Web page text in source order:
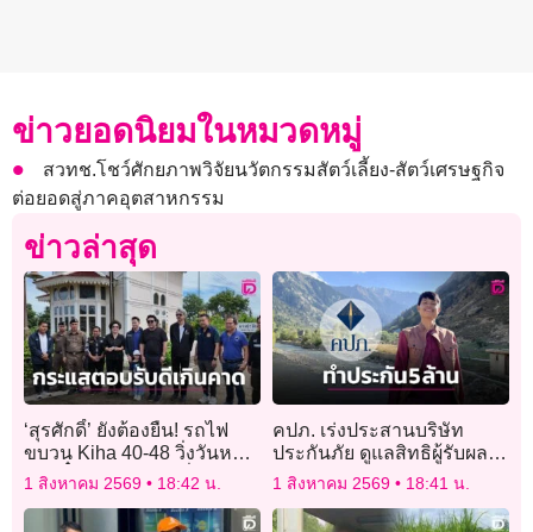
ข่าวยอดนิยมในหมวดหมู่
สวทช.โชว์ศักยภาพวิจัยนวัตกรรมสัตว์เลี้ยง-สัตว์เศรษฐกิจ
ต่อยอดสู่ภาคอุตสาหกรรม
ข่าวล่าสุด
‘สุรศักดิ์’ ยังต้องยืน! รถไฟ
ขบวน Kiha 40-48 วิ่งวันหยุด
แรกตั๋วแตก คนแห่เที่ยว
ทางลาดรองรับคนนั่งวิลแชร์
1 สิงหาคม 2569 18:42 น.
คปภ. เร่งประสานบริษัท
ประกันภัย ดูแลสิทธิผู้รับผล
ประโยชน์ “ฮลุน โซโล่”
1 สิงหาคม 2569 18:41 น.